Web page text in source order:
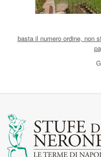
basta il numero ordine, non